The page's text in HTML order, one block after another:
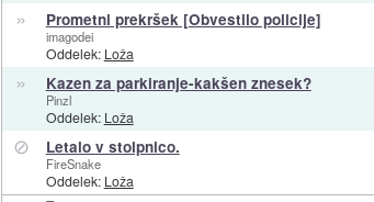
» Prometni prekršek [Obvestilo policije]
imagodei
Oddelek: Loža
» Kazen za parkiranje-kakšen znesek?
Pinzl
Oddelek: Loža
⊘ Letalo v stolpnico.
FireSnake
Oddelek: Loža